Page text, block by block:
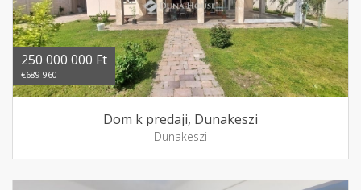
250 000 000 Ft
€689 960
Dom k predaji, Dunakeszi
Dunakeszi